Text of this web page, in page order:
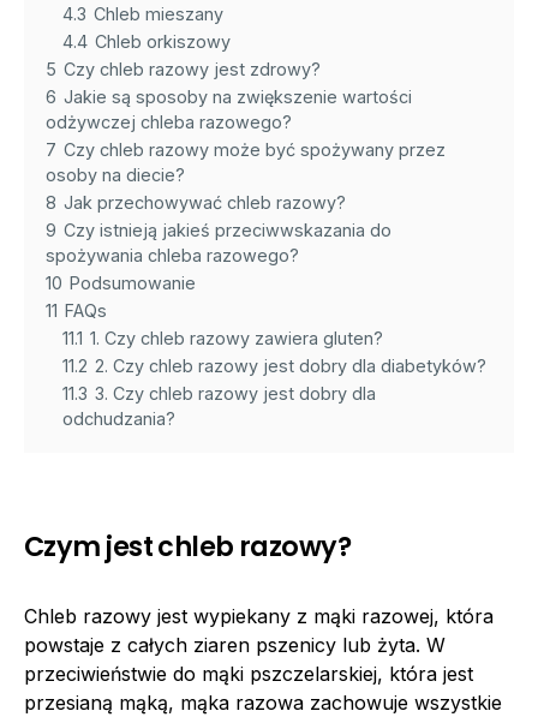
4.3 Chleb mieszany
4.4 Chleb orkiszowy
5 Czy chleb razowy jest zdrowy?
6 Jakie są sposoby na zwiększenie wartości
odżywczej chleba razowego?
7 Czy chleb razowy może być spożywany przez
osoby na diecie?
8 Jak przechowywać chleb razowy?
9 Czy istnieją jakieś przeciwwskazania do
spożywania chleba razowego?
10 Podsumowanie
11 FAQs
11.1 1. Czy chleb razowy zawiera gluten?
11.2 2. Czy chleb razowy jest dobry dla diabetyków?
11.3 3. Czy chleb razowy jest dobry dla
odchudzania?
Czym jest chleb razowy?
Chleb razowy jest wypiekany z mąki razowej, która
powstaje z całych ziaren pszenicy lub żyta. W
przeciwieństwie do mąki pszczelarskiej, która jest
przesianą mąką, mąka razowa zachowuje wszystkie